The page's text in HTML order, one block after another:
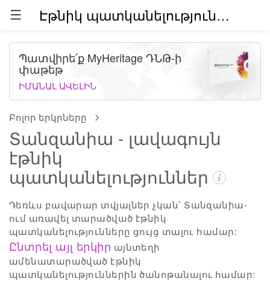
Էթնիկ պատկանելություններն աշխարհում (բետա)
Բոլոր երկրները
Տանզանիա - լավագույն
էթնիկ
պատկանելություններ
Դեռևս բավարար տվյալներ չկան՝ Տանզանիա-
ում առավել տարածված էթնիկ
պատկանելությունները ցույց տալու համար:
Ընտրել այլ երկիր այնտեղի
ամենատարածված էթնիկ
պատկանելություններին ծանոթանալու համար:
Պատվիրե՛ք MyHeritage ԴՆԹ-ի
փաթեթ
ԻՄԱՆԱԼ ԱՎԵԼԻՆ